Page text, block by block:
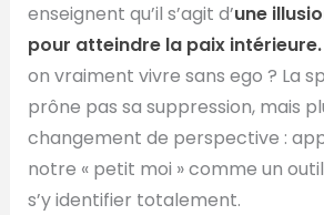
enseignent qu’il s’agit d’une
pour atteindre la paix intérieure.
on vraiment vivre sans ego ? La
prône pas sa suppression, mais
changement de perspective :
notre « petit moi » comme un
s’y identifier totalement.